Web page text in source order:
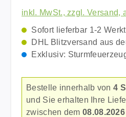
inkl. MwSt., zzgl. Versand,
Sofort lieferbar 1-2
DHL Blitzversand aus
Exklusiv:
Bestelle innerhalb von 4
und Sie erhalten Ihre
zwischen dem 08.08.2026